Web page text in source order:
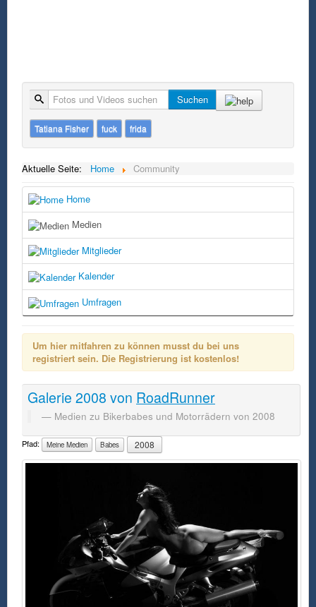
Suche Suchen
Tatiana Fisher fuck frida
Aktuelle Seite: Home Community
Home
Medien
Mitglieder
Kalender
Umfragen
Um hier mitfahren zu können musst du bei uns
registriert sein. Die Registrierung ist kostenlos!
Galerie 2008 von RoadRunner
Medien zu Bikerbabes und Motorrädern von 2008
Pfad: Meine Medien Babes 2008